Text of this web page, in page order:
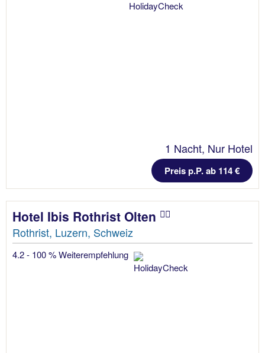
1 Nacht, Nur Hotel
Preis p.P. ab 114 €
Hotel Ibis Rothrist Olten
Rothrist, Luzern, Schweiz
4.2 - 100 % Weiterempfehlung